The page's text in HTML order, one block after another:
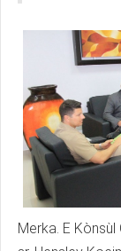
Merka. E Kònsùl